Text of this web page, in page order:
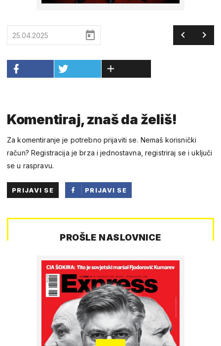
25.04.2025
Komentiraj, znaš da želiš!
Za komentiranje je potrebno prijaviti se. Nemaš korisnički
račun? Registracija je brza i jednostavna, registriraj se i uključi
se u raspravu.
PRIJAVI SE
PRIJAVI SE
FACEBOOKA
PROŠLE NASLOVNICE